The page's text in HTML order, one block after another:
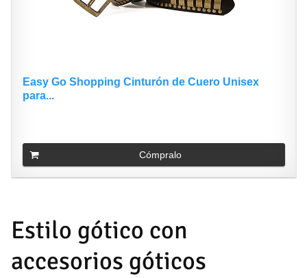
Easy Go Shopping Cinturón de Cuero Unisex
para...
Cómpralo
Estilo gótico con
accesorios góticos